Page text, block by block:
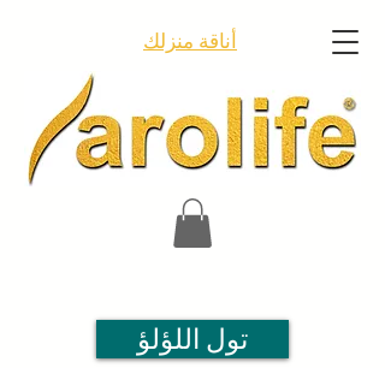
أناقة منزلك
تول اللؤلؤ